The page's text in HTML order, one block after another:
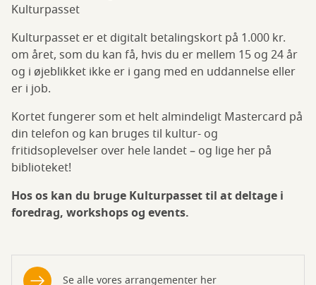
Kulturpasset
Kulturpasset er et digitalt betalingskort på 1.000 kr.
om året, som du kan få, hvis du er mellem 15 og 24 år
og i øjeblikket ikke er i gang med en uddannelse eller
er i job.
Kortet fungerer som et helt almindeligt Mastercard på
din telefon og kan bruges til kultur- og
fritidsoplevelser over hele landet – og lige her på
biblioteket!
Hos os kan du bruge Kulturpasset til at deltage i
foredrag, workshops og events.
Se alle vores arrangementer her